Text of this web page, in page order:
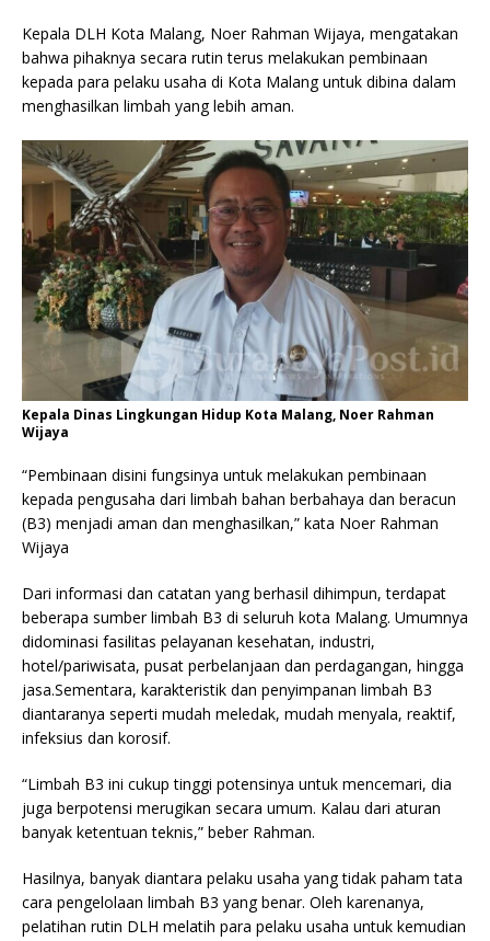
Kepala DLH Kota Malang, Noer Rahman Wijaya, mengatakan
bahwa pihaknya secara rutin terus melakukan pembinaan
kepada para pelaku usaha di Kota Malang untuk dibina dalam
menghasilkan limbah yang lebih aman.
Kepala Dinas Lingkungan Hidup Kota Malang, Noer Rahman
Wijaya
“Pembinaan disini fungsinya untuk melakukan pembinaan
kepada pengusaha dari limbah bahan berbahaya dan beracun
(B3) menjadi aman dan menghasilkan,” kata Noer Rahman
Wijaya
Dari informasi dan catatan yang berhasil dihimpun, terdapat
beberapa sumber limbah B3 di seluruh kota Malang. Umumnya
didominasi fasilitas pelayanan kesehatan, industri,
hotel/pariwisata, pusat perbelanjaan dan perdagangan, hingga
jasa.Sementara, karakteristik dan penyimpanan limbah B3
diantaranya seperti mudah meledak, mudah menyala, reaktif,
infeksius dan korosif.
“Limbah B3 ini cukup tinggi potensinya untuk mencemari, dia
juga berpotensi merugikan secara umum. Kalau dari aturan
banyak ketentuan teknis,” beber Rahman.
Hasilnya, banyak diantara pelaku usaha yang tidak paham tata
cara pengelolaan limbah B3 yang benar. Oleh karenanya,
pelatihan rutin DLH melatih para pelaku usaha untuk kemudian